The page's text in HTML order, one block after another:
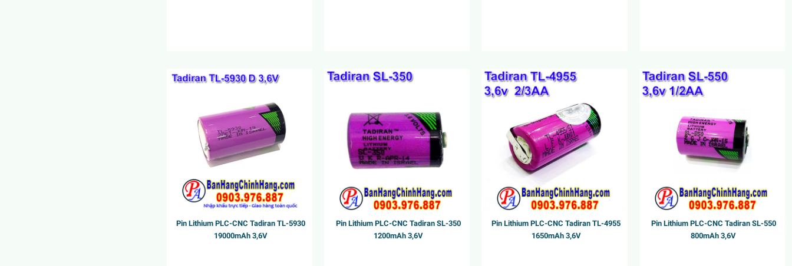
Pin Lithium PLC-CNC Tadiran TL-5930
19000mAh 3,6V
Pin Lithium PLC-CNC Tadiran SL-350
1200mAh 3,6V
Pin Lithium PLC-CNC Tadiran TL-4955
1650mAh 3,6V
Pin Lithium PLC-CNC Tadiran SL-550
800mAh 3,6V